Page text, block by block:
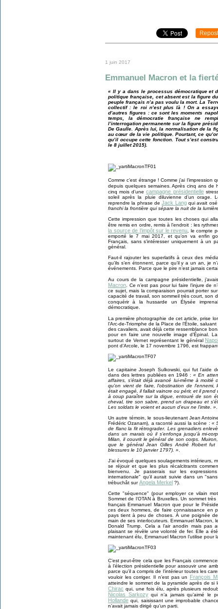
Repost
1 juin 2017
Emmanuel Macron et la
« Il y a dans le processus démocratique et
politique française, cet absent est la figure
peuple français n’a pas voulu la mort. La
collectif : le roi n’est plus là ! On a
d’autres figures : ce sont les moments
temps, la démocratie française ne
l’interrogation permanente sur la figure
De Gaulle. Après lui, la normalisation de la
au cœur de la vie politique. Pourtant, ce
qu’il occupe cette fonction. Tout s’est
le 8 juillet 2015).
Comme c’est étrange ! Comme j’ai l’impression
depuis quelques semaines. Après cinq ans de
cinq mois d’unecampagne présidentielle
soleil après la pluie diluvienne d’un orage.
reprendre la phrase deJack Langqui avait osé
franchi la frontière qui sépare la nuit de la
Cette impression que toutes les choses qui
être remis en ordre, remis à l’endroit : les
la source de l’impôt sur le revenu , le compte
emporté le 7 mai 2017, et qu’on va enfin
Français, sans s’intéresser uniquement à un
général.
Faut-il rajouter les superlatifs à ceux des
qu’ils s’en étonnent, parce qu’il y a un an, je
événements. Parce que le pire n’est jamais
Au cours de la campagne présidentielle,
Macron . Ce n’est pas pour lui faire l’injure de
ce sujet, mais la comparaison pourrait porter
capacité de travail, son sommeil très court, son
conquérir à la hussarde un Élysée
démocratique.
La première photographie de cet article, prise
l’Arc-de-Triomphe de la Place de l’Étoile,
des cavaliers, avait déjà cette ressemblance
pour en faire une nouvelle image d’Épinal.
surtout de Vernet représentant le général
pont d’Arcole, le 17 novembre 1796, est
Le capitaine Joseph Sulkowski, qui fut l’aide
dans des lettres publiées en 1946 :« En
affaires, s'était déjà avancé lui-même à moitié
qu'on vient de faire, l'obstination de
était engagé, il fallait vaincre ou périr, et il
à coup paraître sur la digue, entouré de son
cheval, tire son sabre, prend un drapeau et
Les soldats le voient et aucun d'eux ne l’imite. »
Un autre témoin, le sous-lieutenant Jean
Frédéric Ozanam), a raconté aussi la scène : «
de flanc la fit rétrograder. Les grenadiers
dans un marais où il s’enfonça jusqu’à mi-
Milan, il couvrit le général de son corps.
que le général Jean Gilles André Robert
blessures le 10 janvier 1797). »
J’ai évoqué quelques soulagements intérieurs,
se réjouir et que les plus récalcitrants
bienvenu. Je passerais sur les
internationale" qu’il aurait suivie dans un
trébuchât surAngela Merkel ?).
Cette "séquence" (pour employer ce vilain
Sommet de l’OTAN à Bruxelles. Un sommet
français Emmanuel Macron que pour le
ces deux hommes, de faire connaissance en
pays tient à peu de choses. À une poignée de
main de ses interlocuteurs. Emmanuel Macron,
Donald Trump. Cela a l’air anodin mais pas
plaisant se révèle une volonté de fer. Elle a
maintenant élu, Emmanuel Macron l’utilise
C’est peut-être cela que les Français
à l’élection présidentielle pour assouvir une
parce qu’il a compris de l’intérieur toutes les
vouloir les corriger. Il n’est pas un François
atteindre le sommet de la pyramide après de
Chirac qui, une fois élu, après plusieurs
Nicolas Sarkozyqui n’a jamais qu’aimé le
Hollande qui, saisissant une improbable
n’avait jamais dirigé qu’un parti.